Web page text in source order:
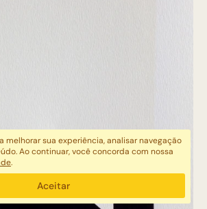
melhorar sua experiência, analisar navegação
Ao continuar, você concorda com nossa
.
Aceitar